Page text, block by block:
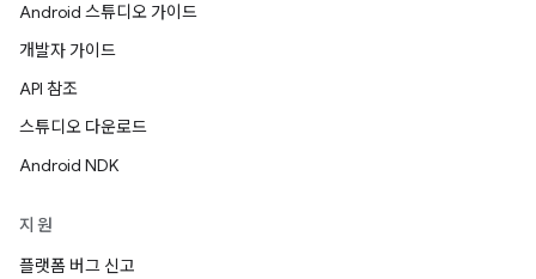
Android 스튜디오 가이드
개발자 가이드
API 참조
스튜디오 다운로드
Android NDK
지원
플랫폼 버그 신고